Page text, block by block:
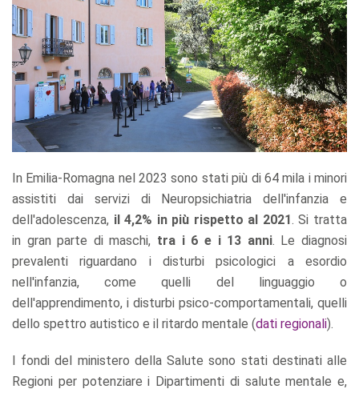
In Emilia-Romagna nel 2023 sono stati più di 64 mila i minori
assistiti dai servizi di Neuropsichiatria dell'infanzia e
dell'adolescenza, il 4,2% in più rispetto al 2021. Si tratta
in gran parte di maschi, tra i 6 e i 13 anni. Le diagnosi
prevalenti riguardano i disturbi psicologici a esordio
nell'infanzia, come quelli del linguaggio o
dell'apprendimento, i disturbi psico-comportamentali, quelli
dello spettro autistico e il ritardo mentale (dati regionali).
I fondi del ministero della Salute sono stati destinati alle
Regioni per potenziare i Dipartimenti di salute mentale e,